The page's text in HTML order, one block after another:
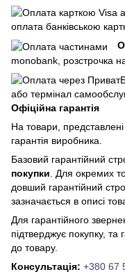
оплата банківською
monobank, розстрочка
або термінал
Офіційна гарантія
На товари,
гарантія виробника.
Базовий гарантійний
покупки . Для окремих
довший гарантійний
зазначається в описі
Для гарантійного
підтверджує покупку, та
до товару.
Консультація: +380 67